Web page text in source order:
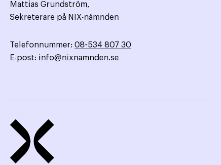
Mattias Grundström,
Sekreterare på NIX-nämnden
Telefonnummer: 08-534 807 30
E-post: info@nixnamnden.se